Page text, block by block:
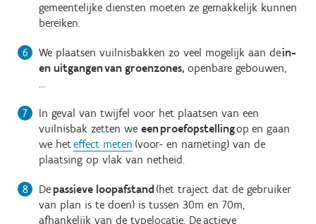
gemeentelijke diensten moeten ze gemakkelijk kunnen
bereiken.
We plaatsen vuilnisbakken zo veel mogelijk aan dein-
en uitgangen van groenzones, openbare gebouwen,
…
In geval van twijfel voor het plaatsen van een
vuilnisbak zetten we een proefopstellingop en gaan
we heteffect meten (voor- en nameting) van de
plaatsing op vlak van netheid.
Depassieve loopafstand (het traject dat de gebruiker
van plan is te doen) is tussen 30m en 70m,
afhankelijk van de typelocatie. De actieve